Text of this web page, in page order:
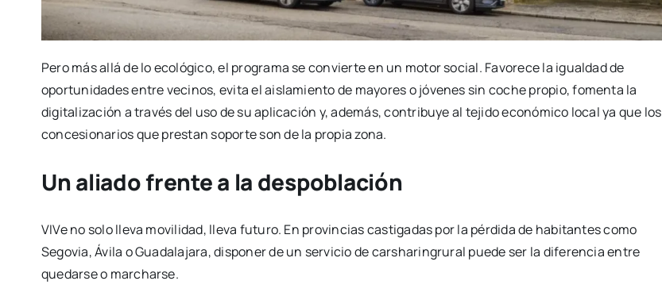
Pero más allá de lo ecológico, el programa se convierte en un motor social. Favorece la igualdad de
oportunidades entre vecinos, evita el aislamiento de mayores o jóvenes sin coche propio, fomenta la
digitalización a través del uso de su aplicación y, además, contribuye al tejido económico local ya que los
concesionarios que prestan soporte son de la propia zona.
Un aliado frente a la despoblación
VIVe no solo lleva movilidad, lleva futuro. En provincias castigadas por la pérdida de habitantes como
Segovia, Ávila o Guadalajara, disponer de un servicio de carsharingrural puede ser la diferencia entre
quedarse o marcharse.